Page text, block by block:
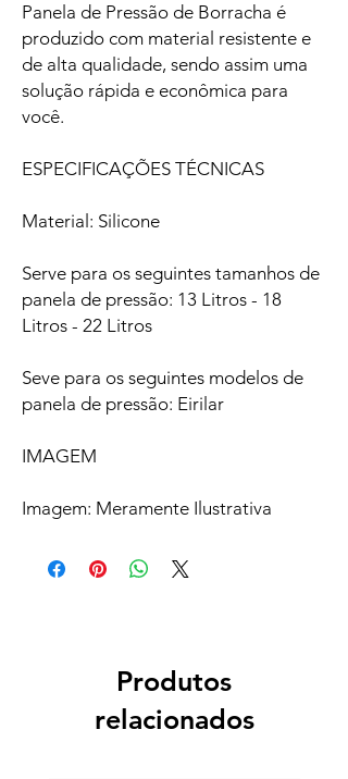
Panela de Pressão de Borracha é
produzido com material resistente e
de alta qualidade, sendo assim uma
solução rápida e econômica para
você.
ESPECIFICAÇÕES TÉCNICAS
Material: Silicone
Serve para os seguintes tamanhos de
panela de pressão: 13 Litros - 18
Litros - 22 Litros
Seve para os seguintes modelos de
panela de pressão: Eirilar
IMAGEM
Imagem: Meramente Ilustrativa
Produtos
relacionados